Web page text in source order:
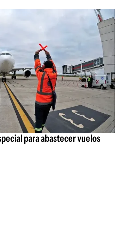
para abastecer vuelos